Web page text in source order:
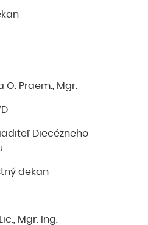
Praem., Mgr.
Diecézneho
dekan
Mgr. Ing.